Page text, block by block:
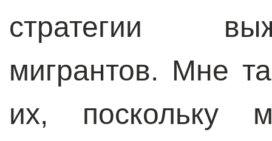
стратегии
мигрантов. Мне
их, поскольку